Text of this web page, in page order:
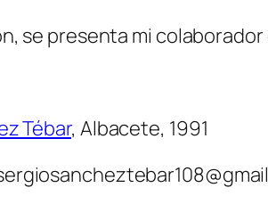
se presenta mi
Tébar, Albacete, 1991